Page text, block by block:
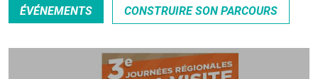
ÉVÉNEMENTS CONSTRUIRE SON PARCOURS